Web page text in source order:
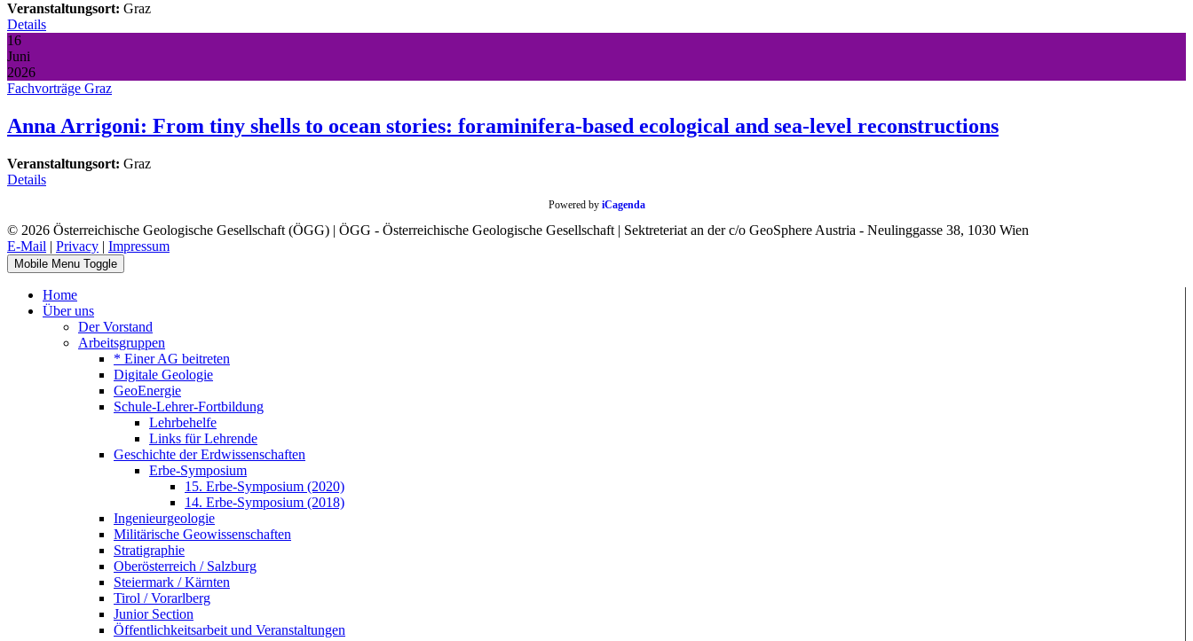
Veranstaltungsort: Graz
Details
16
Juni
2026
Fachvorträge Graz
Anna Arrigoni: From tiny shells to ocean stories: foraminifera-based ecological and sea-level reconstructions
Veranstaltungsort: Graz
Details
Powered by iCagenda
© 2026 Österreichische Geologische Gesellschaft (ÖGG) | ÖGG - Österreichische Geologische Gesellschaft | Sektreteriat an der c/o GeoSphere Austria - Neulinggasse 38, 1030 Wien
E-Mail | Privacy | Impressum
Mobile Menu Toggle
Home
Über uns
Der Vorstand
Arbeitsgruppen
* Einer AG beitreten
Digitale Geologie
GeoEnergie
Schule-Lehrer-Fortbildung
Lehrbehelfe
Links für Lehrende
Geschichte der Erdwissenschaften
Erbe-Symposium
15. Erbe-Symposium (2020)
14. Erbe-Symposium (2018)
Ingenieurgeologie
Militärische Geowissenschaften
Stratigraphie
Oberösterreich / Salzburg
Steiermark / Kärnten
Tirol / Vorarlberg
Junior Section
Öffentlichkeitsarbeit und Veranstaltungen